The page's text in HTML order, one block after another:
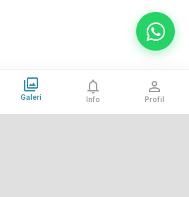
Galeri Info Profil